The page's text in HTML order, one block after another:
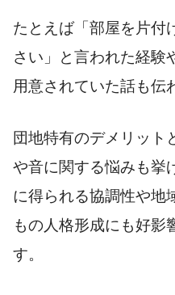
たとえば「部屋を片付
さい」と言われた経験
用意されていた話も伝
団地特有のデメリット
や音に関する悩みも挙
に得られる協調性や地
もの人格形成にも好影
す。